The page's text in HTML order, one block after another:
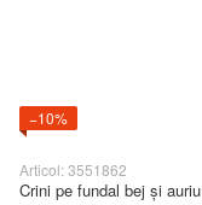
−10%
Articol: 3551862
Crini pe fundal bej și auriu